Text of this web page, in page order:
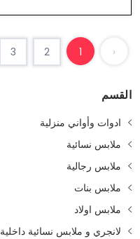
‹
1
2
3
القسم
ادوات وأواني منزلية
ملابس نسائية
ملابس رجالية
ملابس بنات
ملابس اولاد
لانجري و ملابس نسائية داخلية